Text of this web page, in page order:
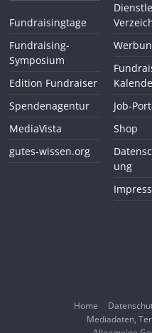
Fundraisingtage
Fundraising-
Symposium
Edition Fundraiser
Spendenagentur
MediaVista
gutes-wissen.org
Job-
Shop
ung
Home
Mediadaten,